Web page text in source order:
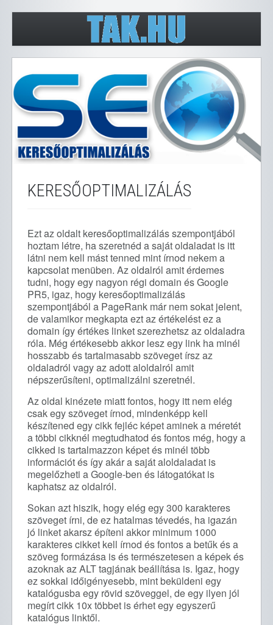
KERESŐOPTIMALIZÁLÁS
Ezt az oldalt keresőoptimalizálás szempontjából
hoztam létre, ha szeretnéd a saját oldaladat is itt
látni nem kell mást tenned mint írnod nekem a
kapcsolat menüben. Az oldalról amit érdemes
tudni, hogy egy nagyon régi domain és Google
PR5, igaz, hogy keresőoptimalizálás
szempontjából a PageRank már nem sokat jelent,
de valamikor megkapta ezt az értékelést ez a
domain így értékes linket szerezhetsz az oldaladra
róla. Még értékesebb akkor lesz egy link ha minél
hosszabb és tartalmasabb szöveget írsz az
oldaladról vagy az adott aloldalról amit
népszerűsíteni, optimalizálni szeretnél.
Az oldal kinézete miatt fontos, hogy itt nem elég
csak egy szöveget írnod, mindenképp kell
készítened egy cikk fejléc képet aminek a méretét
a többi cikknél megtudhatod és fontos még, hogy a
cikked is tartalmazzon képet és minél több
információt és így akár a saját aloldaladat is
megelőzheti a Google-ben és látogatókat is
kaphatsz az oldalról.
Sokan azt hiszik, hogy elég egy 300 karakteres
szöveget írni, de ez hatalmas tévedés, ha igazán
jó linket akarsz építeni akkor minimum 1000
karakteres cikket kell írnod és fontos a betűk és a
szöveg formázása is és természetesen a képek és
azoknak az ALT tagjának beállítása is. Igaz, hogy
ez sokkal időigényesebb, mint beküldeni egy
katalógusba egy rövid szöveggel, de egy ilyen jól
megírt cikk 10x többet is érhet egy egyszerű
katalógus linktől.